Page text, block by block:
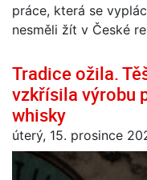
práce, která se
nesměli žít v České
Tradice ožila.
vzkřísila výrobu
whisky
úterý, 15. prosince